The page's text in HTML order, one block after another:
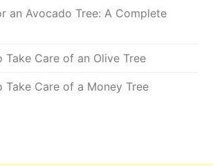
an Avocado Tree: A Complete
Care of an Olive Tree
Care of a Money Tree